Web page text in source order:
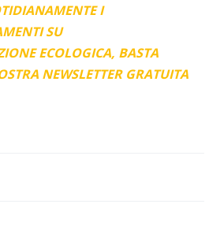
I
SU
ECOLOGICA, BASTA
NEWSLETTER GRATUITA